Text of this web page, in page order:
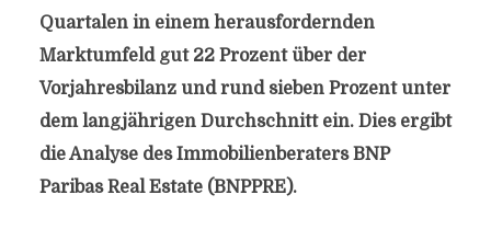
Quartalen in einem herausfordernden
Marktumfeld gut 22 Prozent über der
Vorjahresbilanz und rund sieben Prozent unter
dem langjährigen Durchschnitt ein. Dies ergibt
die Analyse des Immobilienberaters BNP
Paribas Real Estate (BNPPRE).